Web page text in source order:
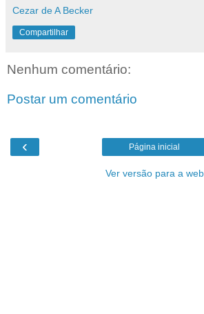
Cezar de A Becker
Compartilhar
Nenhum comentário:
Postar um comentário
‹ Página inicial
Ver versão para a web